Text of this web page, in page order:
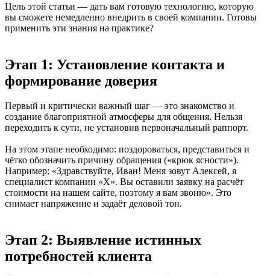
Цель этой статьи — дать вам готовую технологию, которую
вы сможете немедленно внедрить в своей компании. Готовы
применить эти знания на практике?
Этап 1: Установление контакта и
формирование доверия
Первый и критически важный шаг — это знакомство и
создание благоприятной атмосферы для общения. Нельзя
переходить к сути, не установив первоначальный раппорт.
На этом этапе необходимо: поздороваться, представиться и
чётко обозначить причину обращения («крюк ясности»).
Например: «Здравствуйте, Иван! Меня зовут Алексей, я
специалист компании «Х». Вы оставили заявку на расчёт
стоимости на нашем сайте, поэтому я вам звоню». Это
снимает напряжение и задаёт деловой тон.
Этап 2: Выявление истинных
потребностей клиента